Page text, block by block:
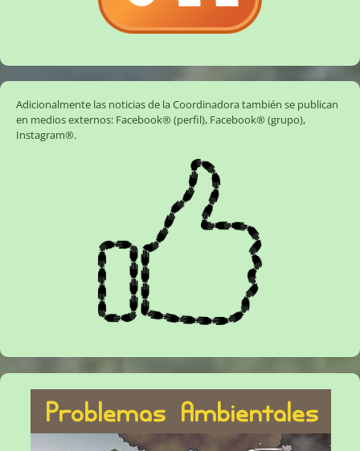
Adicionalmente las noticias de la Coordinadora también se publican
en medios externos: Facebook® (perfil), Facebook® (grupo),
Instagram®.